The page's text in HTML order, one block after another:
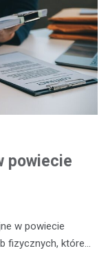
powiecie
w powiecie
fizycznych, które…